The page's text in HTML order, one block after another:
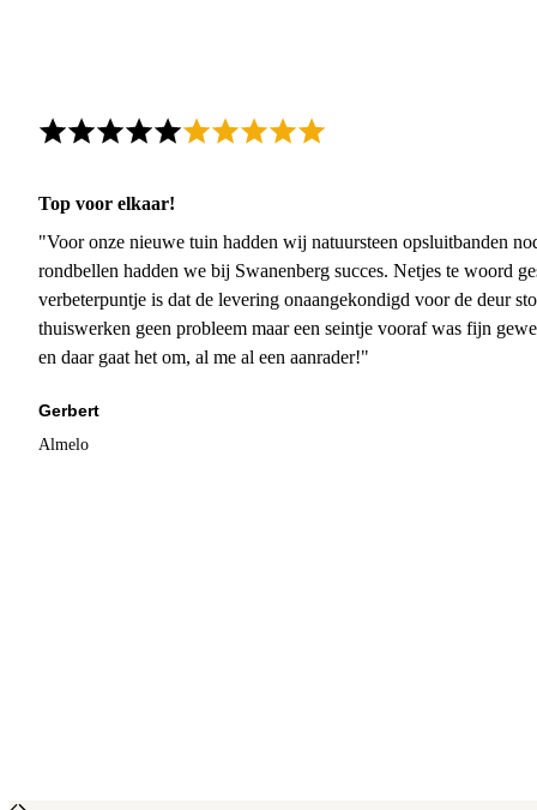
Top voor elkaar!
"Voor onze nieuwe tuin hadden wij natuursteen opsluitbanden
rondbellen hadden we bij Swanenberg succes. Netjes te woord
verbeterpuntje is dat de levering onaangekondigd voor de deur
thuiswerken geen probleem maar een seintje vooraf was fijn
en daar gaat het om, al me al een aanrader!"
Gerbert
Almelo